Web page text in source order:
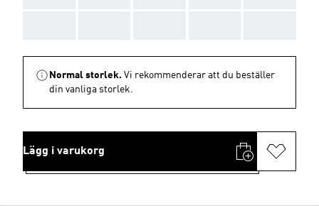
Normal storlek. Vi rekommenderar att du beställer
din vanliga storlek.
Lägg i varukorg